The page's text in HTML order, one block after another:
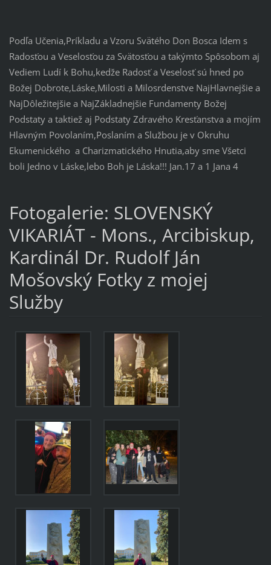
Podľa Učenia,Príkladu a Vzoru Svätého Don Bosca Idem s
Radosťou a Veselosťou za Svätosťou a takýmto Spôsobom aj
Vediem Ludí k Bohu,kedže Radosť a Veselosť sú hned po
Božej Dobrote,Láske,Milosti a Milosrdenstve NajHlavnejšie a
NajDôležitejšie a NajZákladnejšie Fundamenty Božej
Podstaty a taktiež aj Podstaty Zdravého Kresťanstva a mojím
Hlavným Povolaním,Poslaním a Službou je v Okruhu
Ekumenického a Charizmatického Hnutia,aby sme Všetci
boli Jedno v Láske,lebo Boh je Láska!!! Jan.17 a 1 Jana 4
Fotogalerie: SLOVENSKÝ
VIKARIÁT - Mons., Arcibiskup,
Kardinál Dr. Rudolf Ján
Mošovský Fotky z mojej
Služby